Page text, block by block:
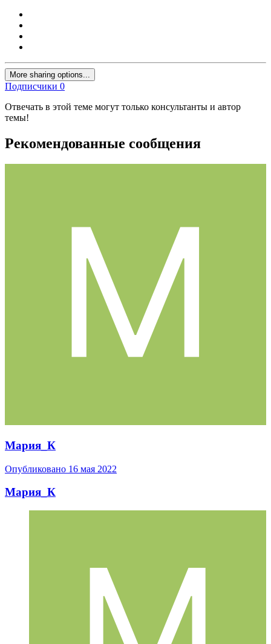
More sharing options...
Подписчики 0
Отвечать в этой теме могут только консультанты и автор
темы!
Рекомендованные сообщения
Мария_К
Опубликовано 16 мая 2022
Мария_К